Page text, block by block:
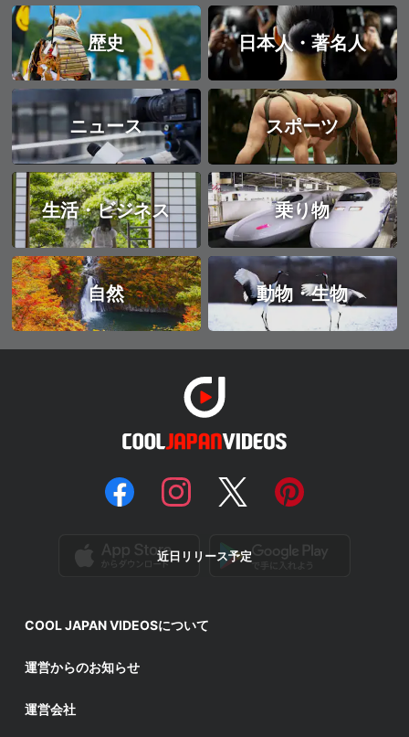
歴史 日本人・著名人
ニュース スポーツ
生活・ビジネス 乗り物
自然 動物・生物
近日リリース予定
COOL JAPAN VIDEOSについて
運営からのお知らせ
運営会社